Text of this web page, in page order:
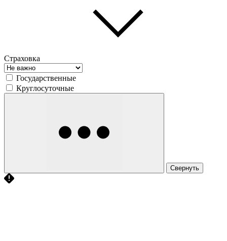
Страховка
Государственные
Круглосуточные
Свернуть